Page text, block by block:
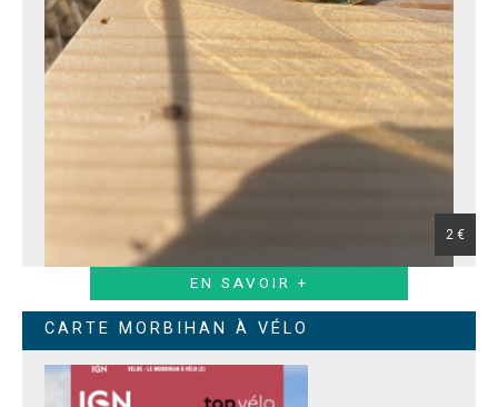
EN SAVOIR +
2 €
CARTE MORBIHAN À VÉLO